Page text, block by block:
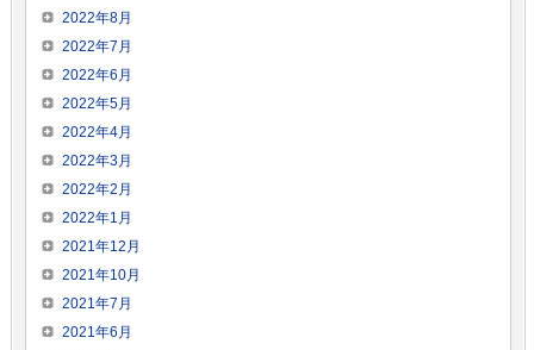
2022年8月
2022年7月
2022年6月
2022年5月
2022年4月
2022年3月
2022年2月
2022年1月
2021年12月
2021年10月
2021年7月
2021年6月